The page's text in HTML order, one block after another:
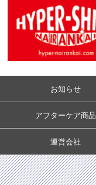
お知らせ
アフターケア商品
運営会社